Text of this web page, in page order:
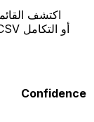
Confidence